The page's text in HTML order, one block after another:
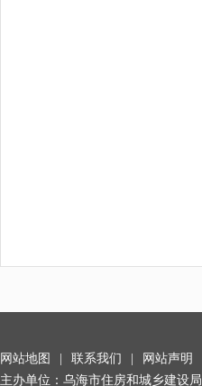
网站地图 联系我们
网站声明
主办单位：乌海市住房和城乡建设局